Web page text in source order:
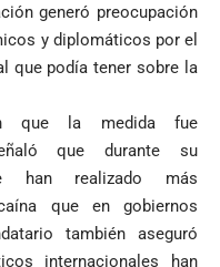
generó preocupación
y diplomáticos por el
que podía tener sobre la
que la medida fue
que durante su
han realizado más
que en gobiernos
también aseguró
internacionales han
1